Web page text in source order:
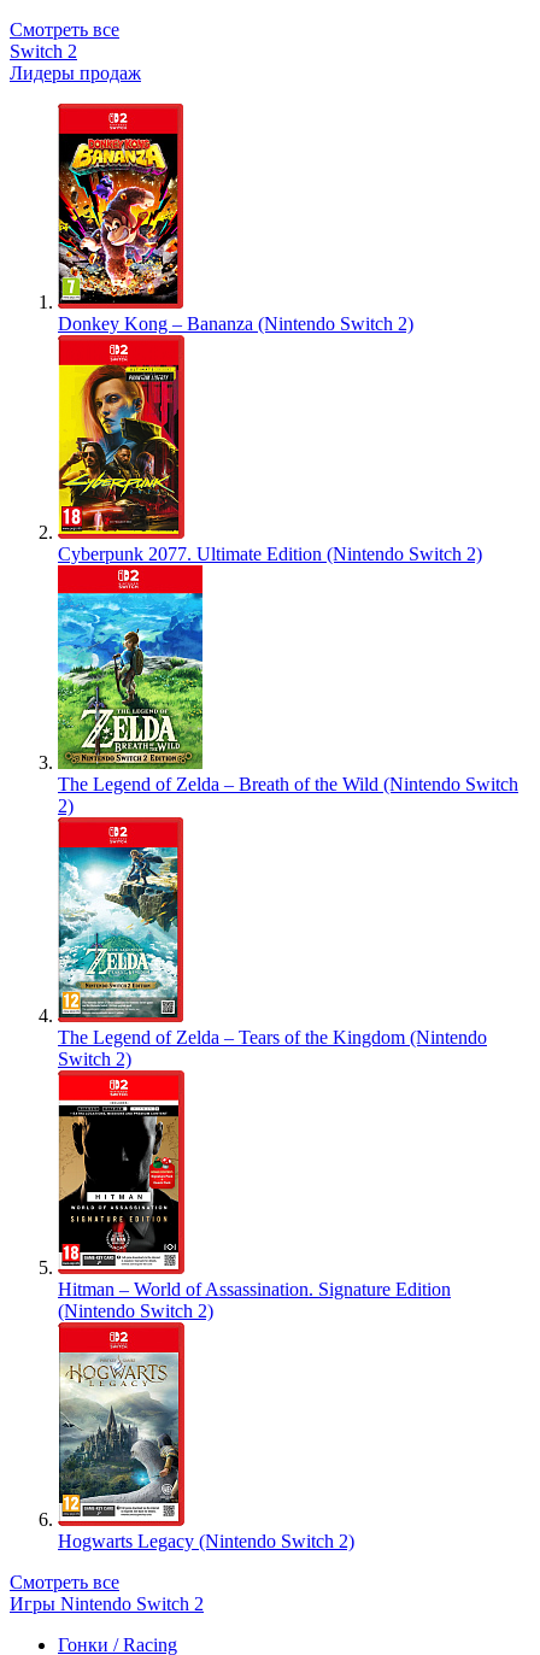
Смотреть все
Switch 2
Лидеры продаж
Donkey Kong – Bananza (Nintendo Switch 2)
Cyberpunk 2077. Ultimate Edition (Nintendo Switch 2)
The Legend of Zelda – Breath of the Wild (Nintendo Switch
2)
The Legend of Zelda – Tears of the Kingdom (Nintendo
Switch 2)
Hitman – World of Assassination. Signature Edition
(Nintendo Switch 2)
Hogwarts Legacy (Nintendo Switch 2)
Смотреть все
Игры Nintendo Switch 2
Гонки / Racing